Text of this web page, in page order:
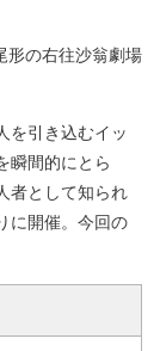
形の右往沙翁劇場
を引き込むイッ
瞬間的にとら
者として知られ
に開催。今回の